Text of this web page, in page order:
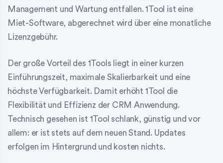
Management und Wartung entfallen. 1Tool ist eine
Miet-Software, abgerechnet wird über eine monatliche
Lizenzgebühr.
Der große Vorteil des 1Tools liegt in einer kurzen
Einführungszeit, maximale Skalierbarkeit und eine
höchste Verfügbarkeit. Damit erhöht 1Tool die
Flexibilität und Effizienz der CRM Anwendung.
Technisch gesehen ist 1Tool schlank, günstig und vor
allem: er ist stets auf dem neuen Stand. Updates
erfolgen im Hintergrund und kosten nichts.